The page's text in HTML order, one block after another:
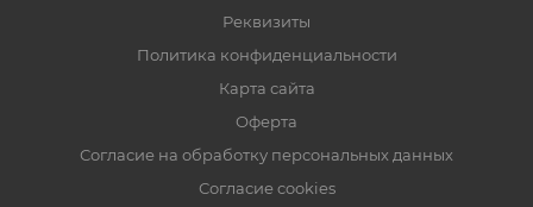
Реквизиты
Политика конфиденциальности
Карта сайта
Оферта
Согласие на обработку персональных данных
Согласие cookies